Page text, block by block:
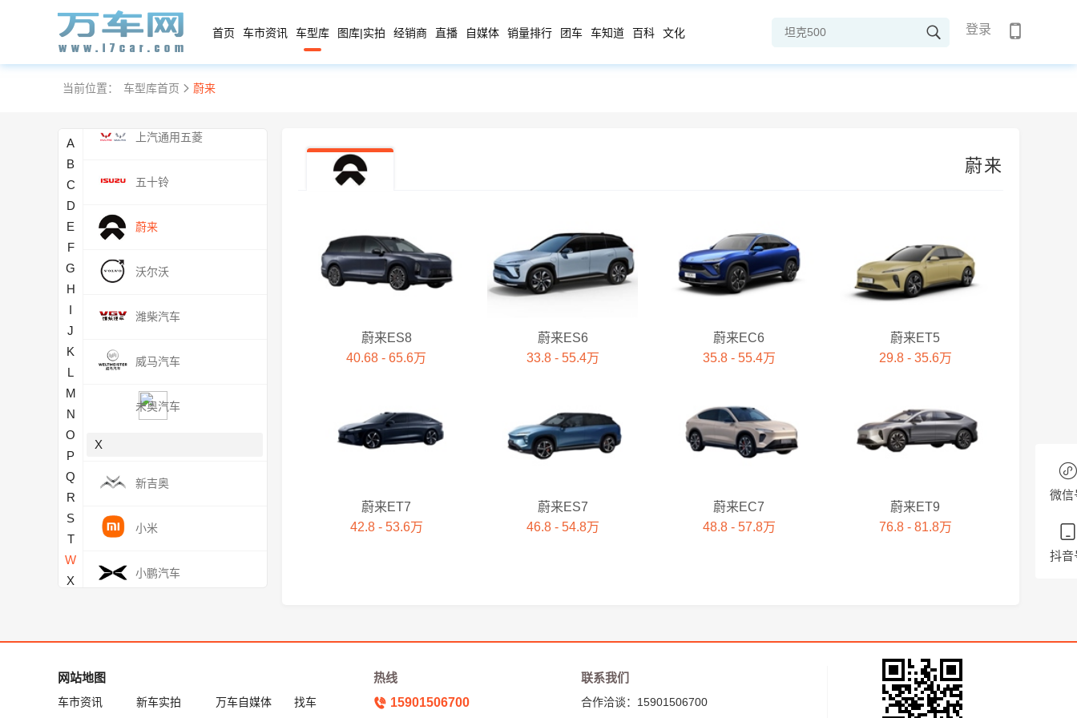
首页 车市资讯 车型库 图库|实拍 经销商 直播 自媒体 销量排行 团车 车知道 百科 文化 登录
当前位置： 车型库首页 蔚来
A
B
C
D
E
F
G
H
I
J
K
L
M
N
O
P
Q
R
S
T
W
X
腾势
W
魏牌
上汽通用五菱
五十铃
蔚来
沃尔沃
潍柴汽车
威马汽车
未奥汽车
X
新吉奥
小米
小鹏汽车
雪铁龙
蔚来
蔚来ES8
40.68 - 65.6万
蔚来ES6
33.8 - 55.4万
蔚来EC6
35.8 - 55.4万
蔚来ET5
29.8 - 35.6万
蔚来ET7
42.8 - 53.6万
蔚来ES7
46.8 - 54.8万
蔚来EC7
48.8 - 57.8万
蔚来ET9
76.8 - 81.8万
微信
抖音
网站地图
车市资讯 新车实拍 万车自媒体 找车
热线
15901506700
联系我们
合作洽谈：15901506700